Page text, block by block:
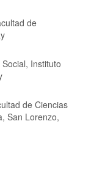
de
Instituto
de Ciencias
San Lorenzo,